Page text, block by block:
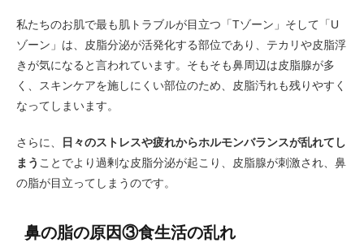
私たちのお肌で最も肌トラブルが目立つ「Tゾーン」そして「U
ゾーン」は、皮脂分泌が活発化する部位であり、テカリや皮脂浮
きが気になると言われています。そもそも鼻周辺は皮脂腺が多
く、スキンケアを施しにくい部位のため、皮脂汚れも残りやすく
なってしまいます。
さらに、
日々のストレスや疲れからホルモンバランスが乱れてし
まう ことでより過剰な皮脂分泌が起こり、皮脂腺が刺激され、鼻
の脂が目立ってしまうのです。
鼻の脂の原因③食生活の乱れ